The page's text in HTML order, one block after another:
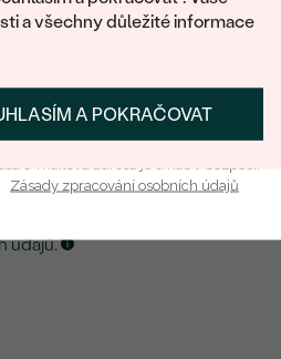
a všechny důležité informace
A POKRAČOVAT
údajů.
PŘIHLÁSIT SE A ZÍSKAT SLEVU
Zásady zpracování osobních údajů